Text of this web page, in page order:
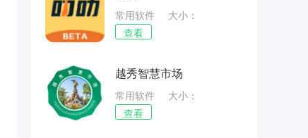
常用软件
大小：
69.92MB
查看
越秀智慧市场
常用软件
大小：
51.51MB
查看